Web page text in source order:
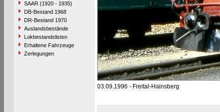
SAAR (1920 - 1935)
DB-Bestand 1968
DR-Bestand 1970
Auslandsbestände
Lokbestandslisten
Erhaltene Fahrzeuge
Zerlegungen
03.09.1996 - Freital-Hainsberg